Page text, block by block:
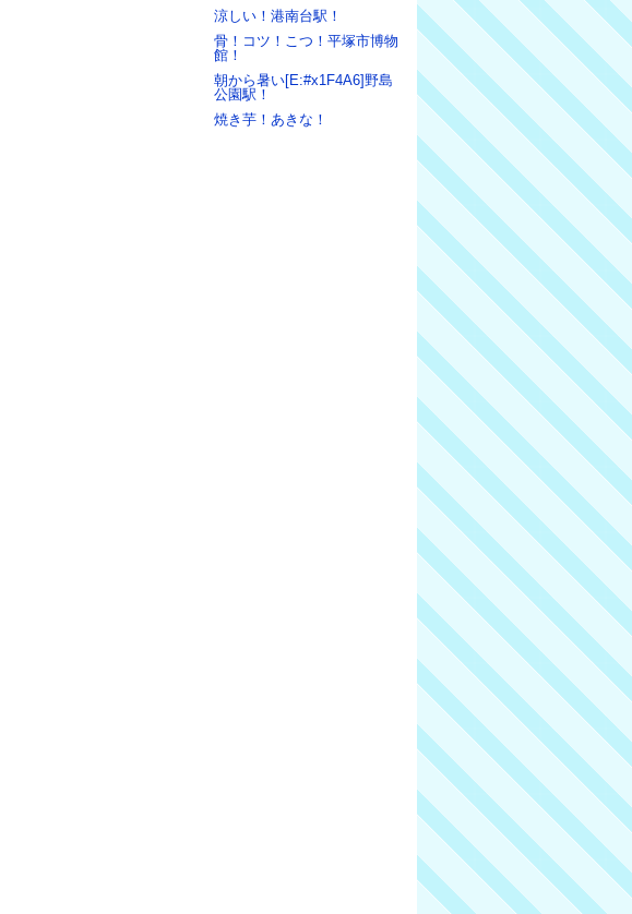
涼しい！港南台駅！
骨！コツ！こつ！平塚市博物
館！
朝から暑い[E:#x1F4A6]野島
公園駅！
焼き芋！あきな！